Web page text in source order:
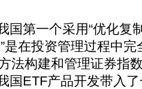
第一个采用“优化复
是在投资管理过程中
法构建和管理证券指
国ETF产品开发带入